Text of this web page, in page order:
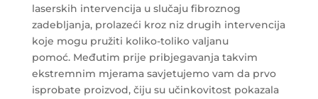
laserskih intervencija u slučaju fibroznog
zadebljanja, prolazeći kroz niz drugih intervencija
koje mogu pružiti koliko-toliko valjanu
pomoć. Međutim prije pribjegavanja takvim
ekstremnim mjerama savjetujemo vam da prvo
isprobate proizvod, čiju su učinkovitost pokazala